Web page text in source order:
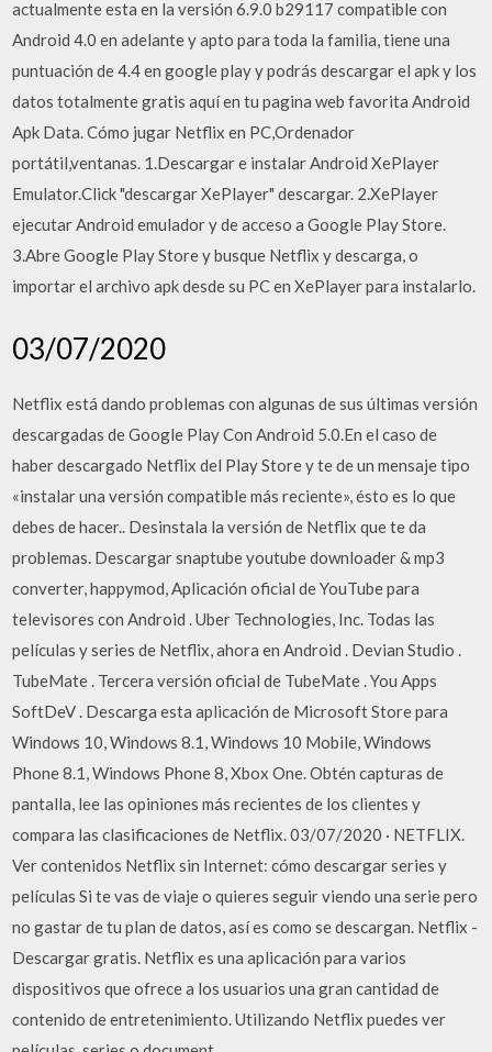
actualmente esta en la versión 6.9.0 b29117 compatible con
Android 4.0 en adelante y apto para toda la familia, tiene una
puntuación de 4.4 en google play y podrás descargar el apk y los
datos totalmente gratis aquí en tu pagina web favorita Android
Apk Data. Cómo jugar Netflix en PC,Ordenador
portátil,ventanas. 1.Descargar e instalar Android XePlayer
Emulator.Click "descargar XePlayer" descargar. 2.XePlayer
ejecutar Android emulador y de acceso a Google Play Store.
3.Abre Google Play Store y busque Netflix y descarga, o
importar el archivo apk desde su PC en XePlayer para instalarlo.
03/07/2020
Netflix está dando problemas con algunas de sus últimas versión
descargadas de Google Play Con Android 5.0.En el caso de
haber descargado Netflix del Play Store y te de un mensaje tipo
«instalar una versión compatible más reciente», ésto es lo que
debes de hacer.. Desinstala la versión de Netflix que te da
problemas. Descargar snaptube youtube downloader & mp3
converter, happymod, Aplicación oficial de YouTube para
televisores con Android . Uber Technologies, Inc. Todas las
películas y series de Netflix, ahora en Android . Devian Studio .
TubeMate . Tercera versión oficial de TubeMate . You Apps
SoftDeV . Descarga esta aplicación de Microsoft Store para
Windows 10, Windows 8.1, Windows 10 Mobile, Windows
Phone 8.1, Windows Phone 8, Xbox One. Obtén capturas de
pantalla, lee las opiniones más recientes de los clientes y
compara las clasificaciones de Netflix. 03/07/2020 · NETFLIX.
Ver contenidos Netflix sin Internet: cómo descargar series y
películas Si te vas de viaje o quieres seguir viendo una serie pero
no gastar de tu plan de datos, así es como se descargan. Netflix -
Descargar gratis. Netflix es una aplicación para varios
dispositivos que ofrece a los usuarios una gran cantidad de
contenido de entretenimiento. Utilizando Netflix puedes ver